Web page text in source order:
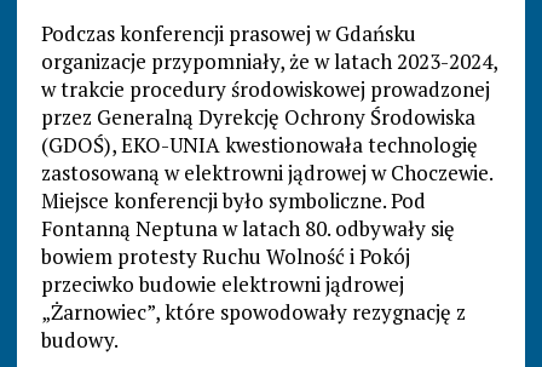
Podczas konferencji prasowej w Gdańsku
organizacje przypomniały, że w latach 2023-2024,
w trakcie procedury środowiskowej prowadzonej
przez Generalną Dyrekcję Ochrony Środowiska
(GDOŚ), EKO-UNIA kwestionowała technologię
zastosowaną w elektrowni jądrowej w Choczewie.
Miejsce konferencji było symboliczne. Pod
Fontanną Neptuna w latach 80. odbywały się
bowiem protesty Ruchu Wolność i Pokój
przeciwko budowie elektrowni jądrowej
„Żarnowiec”, które spowodowały rezygnację z
budowy.